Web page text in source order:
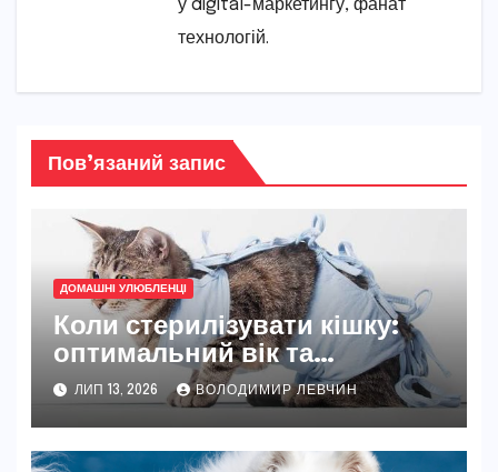
у digital-маркетингу, фанат
технологій.
Пов’язаний запис
ДОМАШНІ УЛЮБЛЕНЦІ
Коли стерилізувати кішку:
оптимальний вік та
індивідуальні нюанси
ЛИП 13, 2026 ВОЛОДИМИР ЛЕВЧИН